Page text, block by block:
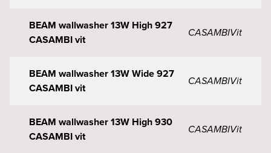
BEAM wallwasher 13W High 927
CASAMBI vit
CASAMBIVit
BEAM wallwasher 13W Wide 927
CASAMBI vit
CASAMBIVit
BEAM wallwasher 13W High 930
CASAMBI vit
CASAMBIVit